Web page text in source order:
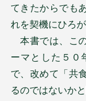
てきたからでも
れを契機にひろが
本書では、こ
ーマとした５０
で、改めて「共
るのではないか